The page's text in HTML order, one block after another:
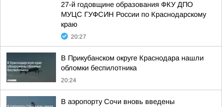
27-й годовщине образования ФКУ ДПО
МУЦС ГУФСИН России по Краснодарскому
краю
20:27
В Прикубанском округе Краснодара нашли
обломки беспилотника
20:24
В аэропорту Сочи вновь введены